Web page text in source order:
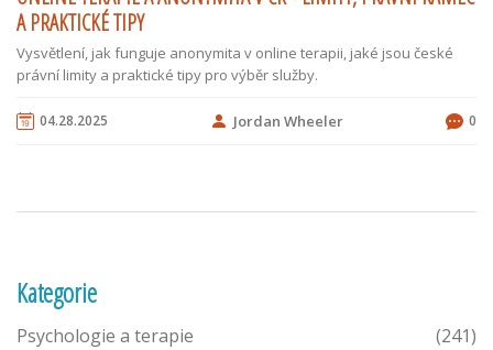
A PRAKTICKÉ TIPY
Vysvětlení, jak funguje anonymita v online terapii, jaké jsou české
právní limity a praktické tipy pro výběr služby.
04.28.2025 Jordan Wheeler 0
Kategorie
Psychologie a terapie
(241)